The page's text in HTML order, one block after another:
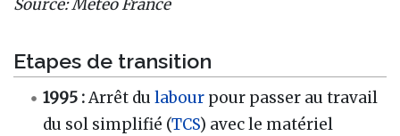
Source: Météo France
Etapes de transition
1995 :Arrêt dulabour pour passer au travail
du sol simplifié (TCS) avec le matériel